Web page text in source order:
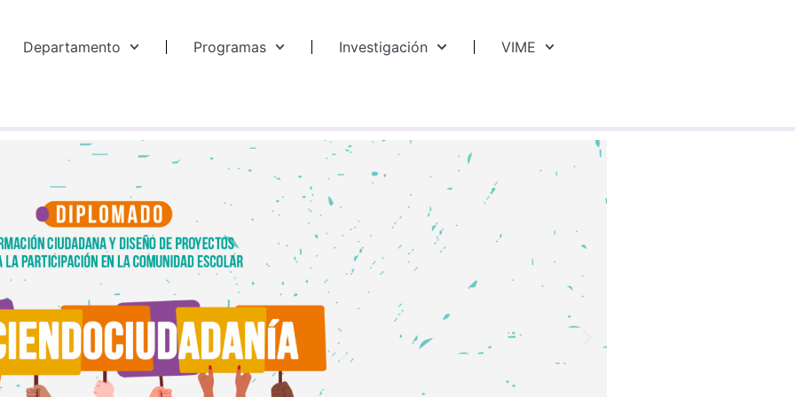
Departamento Programas Investigación VIME